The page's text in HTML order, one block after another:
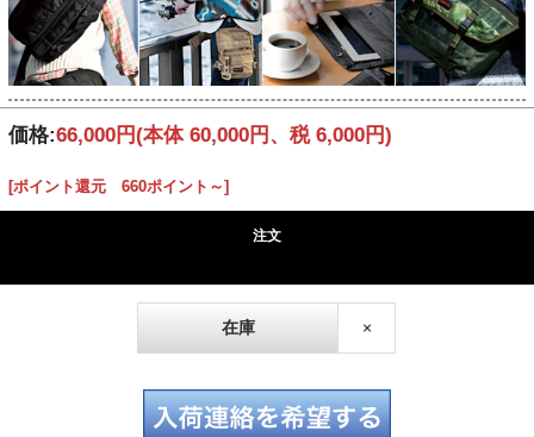
価格:66,000円(本体 60,000円、税 6,000円)
[ポイント還元 660ポイント～]
注文
在庫 ×